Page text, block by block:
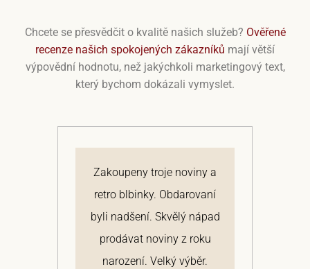
Chcete se přesvědčit o kvalitě našich služeb? Ověřené
recenze našich spokojených zákazníků mají větší
výpovědní hodnotu, než jakýchkoli marketingový text,
který bychom dokázali vymyslet.
Zakoupeny troje noviny a
retro blbinky. Obdarovaní
byli nadšení. Skvělý nápad
prodávat noviny z roku
narození. Velký výběr.